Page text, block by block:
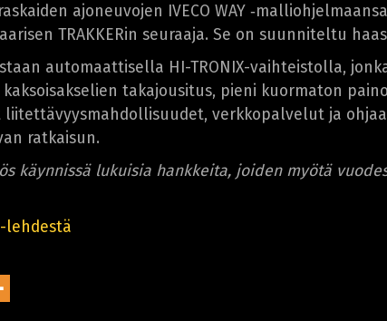
ajoneuvojen IVECO WAY
TRAKKERin seuraaja. Se on suunniteltu
automaattisella HI-TRONIX-vaihteistolla,
takajousitus, pieni kuormaton
verkkopalvelut ja
ratkaisun.
käynnissä lukuisia hankkeita, joiden myötä
lehdestä